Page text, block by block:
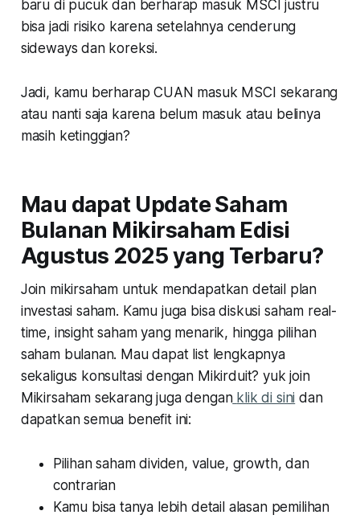
baru di pucuk dan berharap masuk MSCI justru
bisa jadi risiko karena setelahnya cenderung
sideways dan koreksi.
Jadi, kamu berharap CUAN masuk MSCI sekarang
atau nanti saja karena belum masuk atau belinya
masih ketinggian?
Mau dapat Update Saham
Bulanan Mikirsaham Edisi
Agustus 2025 yang Terbaru?
Join mikirsaham untuk mendapatkan detail plan
investasi saham. Kamu juga bisa diskusi saham real-
time, insight saham yang menarik, hingga pilihan
saham bulanan. Mau dapat list lengkapnya
sekaligus konsultasi dengan Mikirduit? yuk join
Mikirsaham sekarang juga dengan klik di sini dan
dapatkan semua benefit ini:
Pilihan saham dividen, value, growth, dan
contrarian
Kamu bisa tanya lebih detail alasan pemilihan